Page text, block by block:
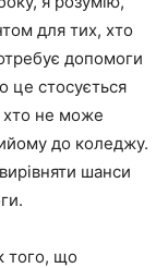
для тих, хто
допомоги
це стосується
хто не може
до коледжу.
шанси
того, що